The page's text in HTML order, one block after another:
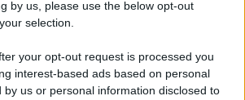
by us, please use the below opt-out
selection.
your opt-out request is processed you
interest-based ads based on personal
by us or personal information disclosed to
è un problema, queste sono
che fanno sognare nel 2026